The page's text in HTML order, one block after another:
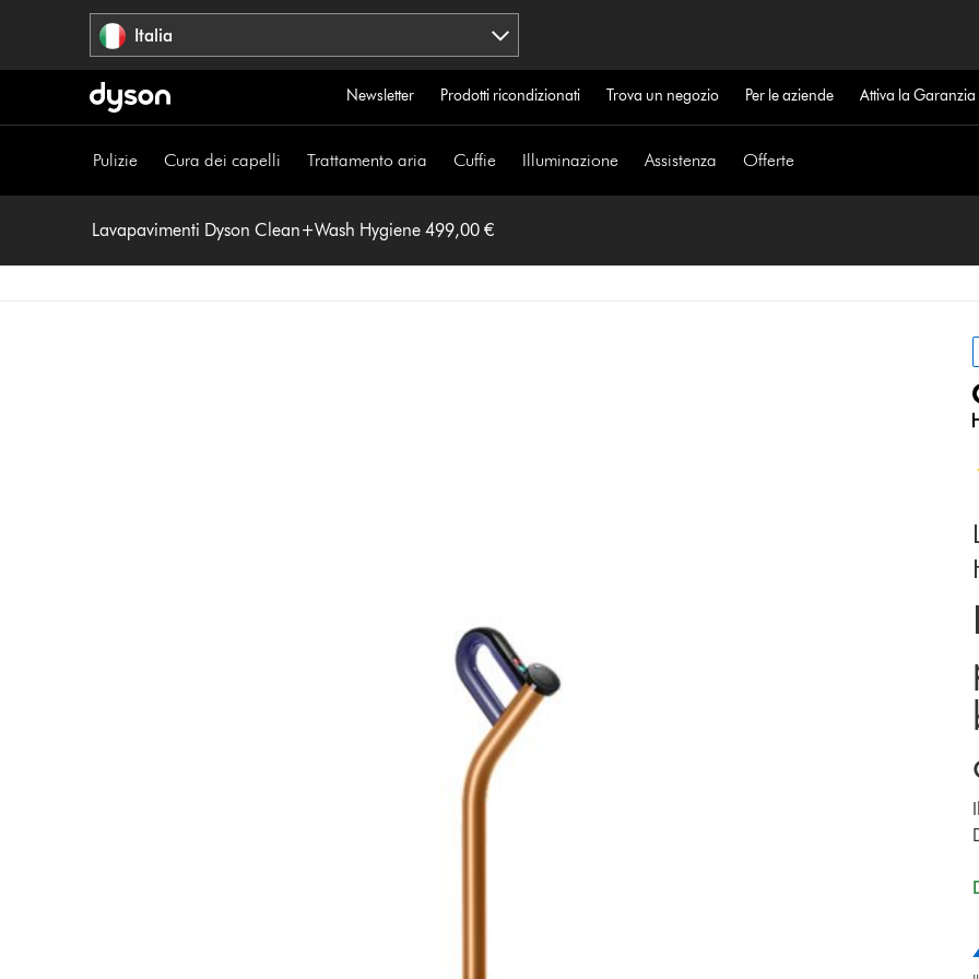
Italia
Newsletter Prodotti ricondizionati Trova un negozio Per le aziende Attiva la
Pulizie Cura dei capelli Trattamento aria Cuffie Illuminazione Assistenza Offerte
Lavapavimenti Dyson Clean+Wash Hygiene 499,00 €